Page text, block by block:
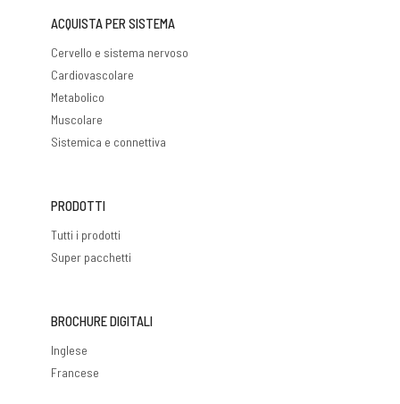
ACQUISTA PER SISTEMA
Cervello e sistema nervoso
Cardiovascolare
Metabolico
Muscolare
Sistemica e connettiva
PRODOTTI
Tutti i prodotti
Super pacchetti
BROCHURE DIGITALI
Inglese
Francese